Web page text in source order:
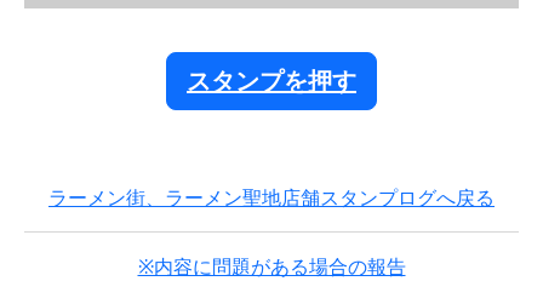
スタンプを押す
ラーメン街、ラーメン聖地店舗スタンプログへ戻る
※内容に問題がある場合の報告